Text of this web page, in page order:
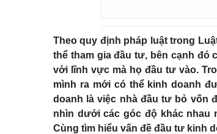
Theo quy định pháp luật trong
thể tham gia đầu tư, bên cạnh
với lĩnh vực mà họ đầu tư vào.
mình ra mới có thể kinh doanh
doanh là việc nhà đầu tư bỏ vốn
nhìn dưới các góc độ khác nhau
Cùng tìm hiểu vấn đề đầu tư kinh